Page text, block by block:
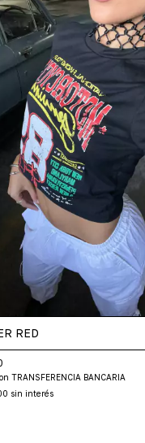
RED
TRANSFERENCIA BANCARIA
sin interés